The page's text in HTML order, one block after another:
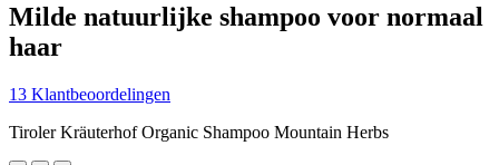
Milde natuurlijke shampoo voor normaal
haar
13 Klantbeoordelingen
Tiroler Kräuterhof Organic Shampoo Mountain Herbs